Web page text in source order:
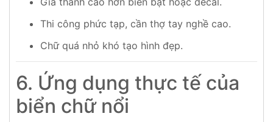
Thi công phức tạp, cần thợ tay nghề cao.
Chữ quá nhỏ khó tạo hình đẹp.
6. Ứng dụng thực tế của
biển chữ nổi